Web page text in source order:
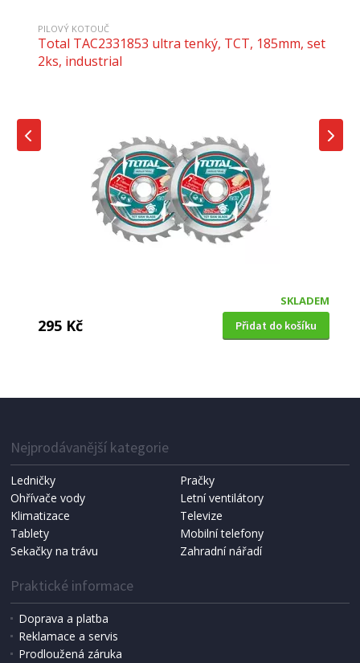
PILOVÝ KOTOUČ
Total TAC2331853 ultra tenký, TCT, 185mm, set
2ks, industrial
SKLADEM
295 Kč Přidat do košíku
Extol Premium (108735) celoobvodový,
Nejprodávanější kategorie
Ledničky
Pračky
Ohřívače vody
Letní ventilátory
Klimatizace
Televize
Tablety
Mobilní telefony
Sekačky na trávu
Zahradní nářadí
Praktické informace
Doprava a platba
Reklamace a servis
Prodloužená záruka